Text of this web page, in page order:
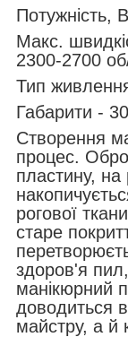
Потужність,
Макс.
2300-2700
Тип
Габарити -
Створення
процес.
пластину, на
рогової
старе
здоров'я
манікюрний
доводиться
майстру, а й